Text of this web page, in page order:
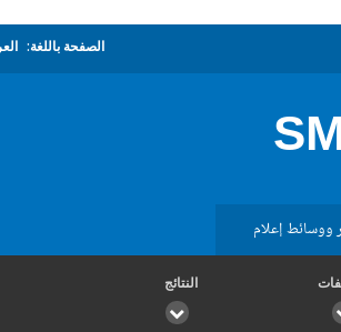
الصفحة باللغة:
ووسائط إعلام
النتائج